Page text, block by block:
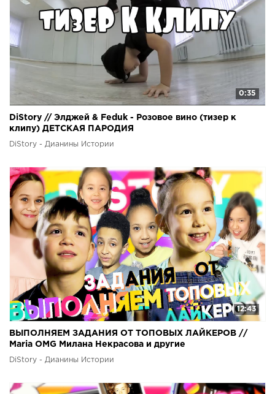
0:35
DiStory // Элджей & Feduk - Розовое вино (тизер к
клипу) ДЕТСКАЯ ПАРОДИЯ
DiStory - Дианины Истории
12:43
ВЫПОЛНЯЕМ ЗАДАНИЯ ОТ ТОПОВЫХ ЛАЙКЕРОВ //
Maria OMG Милана Некрасова и другие
DiStory - Дианины Истории